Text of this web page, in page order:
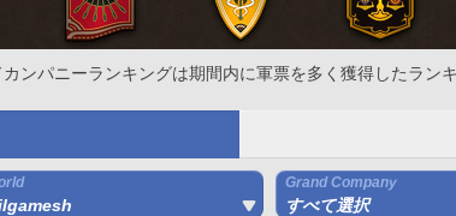
ンパニーランキングは期間内に軍票を多く獲得したランキ
Grand Company
すべて選択